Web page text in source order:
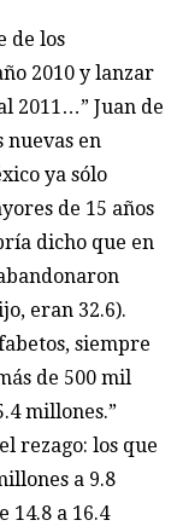
de los
2010 y lanzar
2011…” Juan de
nuevas en
ya sólo
de 15 años
dicho que en
eran 32.6).
siempre
de 500 mil
millones.”
rezago: los que
a 9.8
14.8 a 16.4